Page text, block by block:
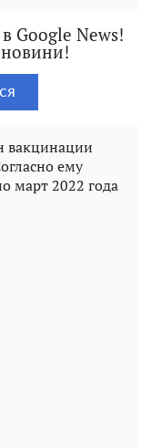
Google News!
новини!
вакцинации
ему
март 2022 года